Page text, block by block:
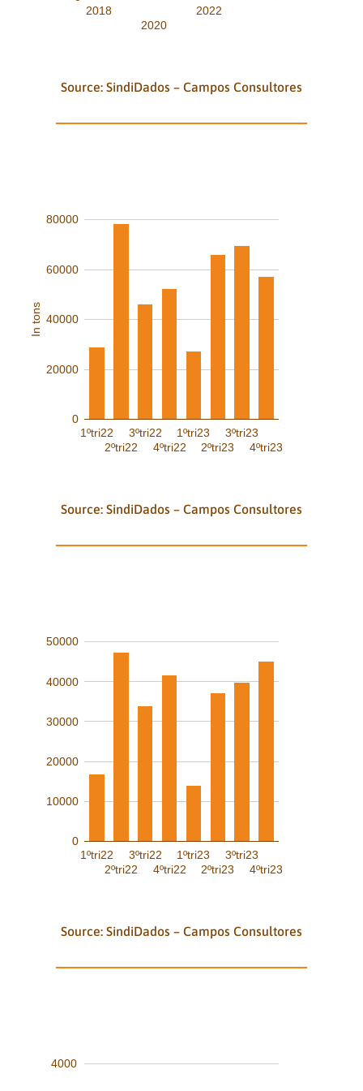
2018
2020
2022
Source: SindiDados – Campos Consultores
1ºtri22
2ºtri22
3ºtri22
4ºtri22
1ºtri23
2ºtri23
3ºtri23
4ºtri23
0
20000
40000
60000
80000
In tons
Source: SindiDados – Campos Consultores
1ºtri22
2ºtri22
3ºtri22
4ºtri22
1ºtri23
2ºtri23
3ºtri23
4ºtri23
0
10000
20000
30000
40000
50000
Source: SindiDados – Campos Consultores
4000